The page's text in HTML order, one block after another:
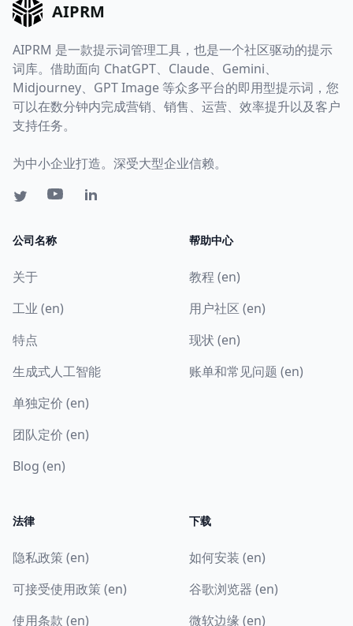
AIPRM
AIPRM 是一款提示词管理工具，也是一个社区驱动的提示
词库。借助面向 ChatGPT、Claude、Gemini、
Midjourney、GPT Image 等众多平台的即用型提示词，您
可以在数分钟内完成营销、销售、运营、效率提升以及客户
支持任务。
为中小企业打造。深受大型企业信赖。
公司名称
关于
工业 (en)
特点
生成式人工智能
单独定价 (en)
团队定价 (en)
Blog (en)
帮助中心
教程 (en)
用户社区 (en)
现状 (en)
账单和常见问题 (en)
法律
隐私政策 (en)
可接受使用政策 (en)
使用条款 (en)
下载
如何安装 (en)
谷歌浏览器 (en)
微软边缘 (en)